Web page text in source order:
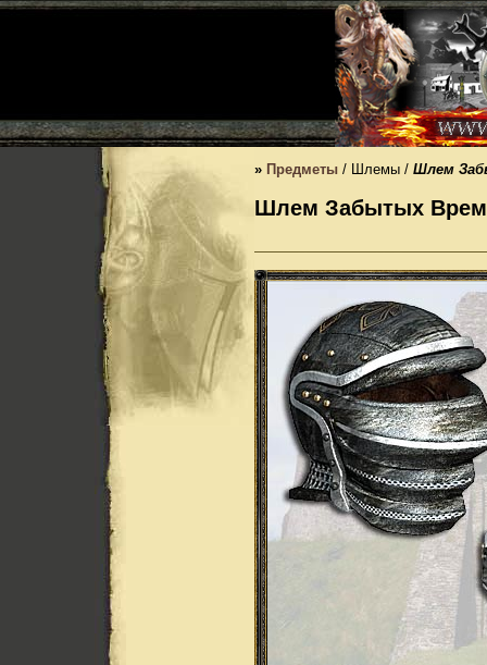
» Предметы / Шлемы / Шлем
Шлем Забытых